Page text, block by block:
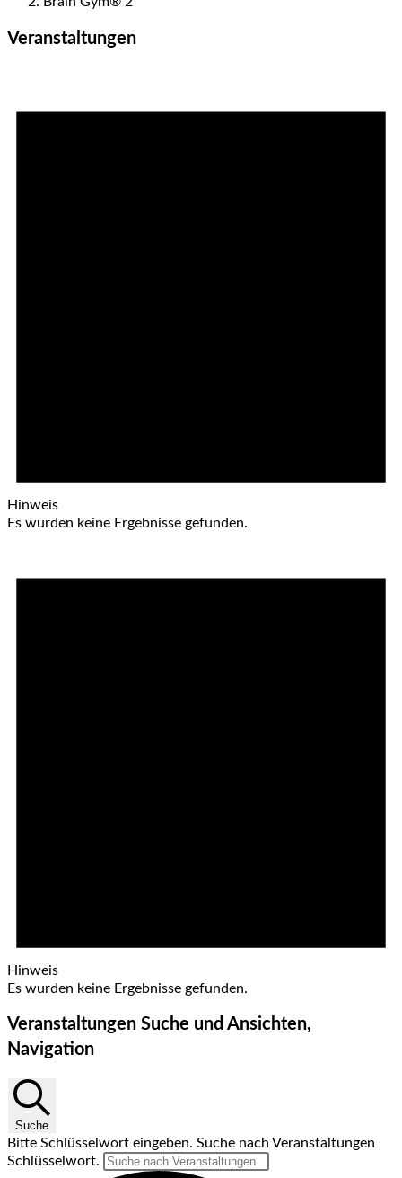
Veranstaltungen
Hinweis
Es wurden keine Ergebnisse gefunden.
Hinweis
Es wurden keine Ergebnisse gefunden.
Veranstaltungen Suche und Ansichten,
Navigation
Suche
Bitte Schlüsselwort eingeben. Suche nach Veranstaltungen
Schlüsselwort.